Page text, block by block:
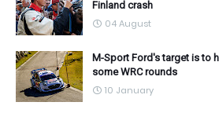
Finland crash
04 August
M-Sport Ford's target is to
some WRC rounds
10 January